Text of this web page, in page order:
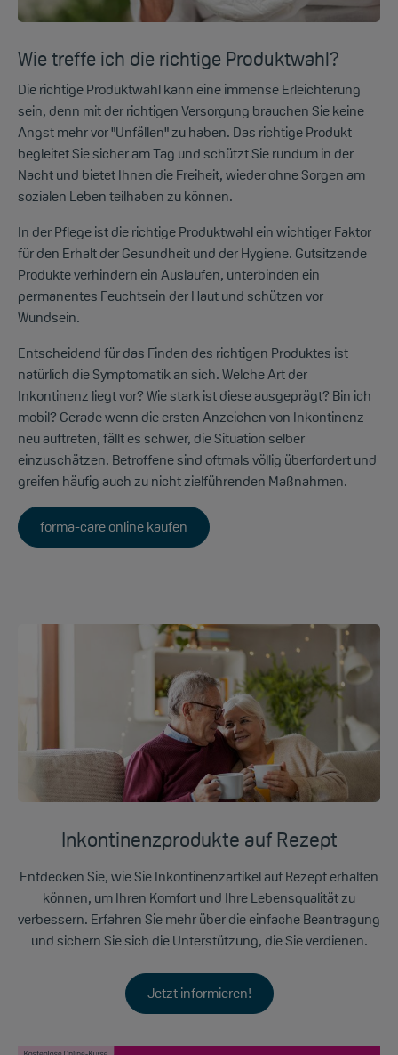
Wie treffe ich die richtige Produktwahl?
Die richtige Produktwahl kann eine immense Erleichterung
sein, denn mit der richtigen Versorgung brauchen Sie keine
Angst mehr vor "Unfällen" zu haben. Das richtige Produkt
begleitet Sie sicher am Tag und schützt Sie rundum in der
Nacht und bietet Ihnen die Freiheit, wieder ohne Sorgen am
sozialen Leben teilhaben zu können.
In der Pflege ist die richtige Produktwahl ein wichtiger Faktor
für den Erhalt der Gesundheit und der Hygiene. Gutsitzende
Produkte verhindern ein Auslaufen, unterbinden ein
permanentes Feuchtsein der Haut und schützen vor
Wundsein.
Entscheidend für das Finden des richtigen Produktes ist
natürlich die Symptomatik an sich. Welche Art der
Inkontinenz liegt vor? Wie stark ist diese ausgeprägt? Bin ich
mobil? Gerade wenn die ersten Anzeichen von Inkontinenz
neu auftreten, fällt es schwer, die Situation selber
einzuschätzen. Betroffene sind oftmals völlig überfordert und
greifen häufig auch zu nicht zielführenden Maßnahmen.
forma-care online kaufen
Inkontinenzprodukte auf Rezept
Entdecken Sie, wie Sie Inkontinenzartikel auf Rezept erhalten
können, um Ihren Komfort und Ihre Lebensqualität zu
verbessern. Erfahren Sie mehr über die einfache Beantragung
und sichern Sie sich die Unterstützung, die Sie verdienen.
Jetzt informieren!